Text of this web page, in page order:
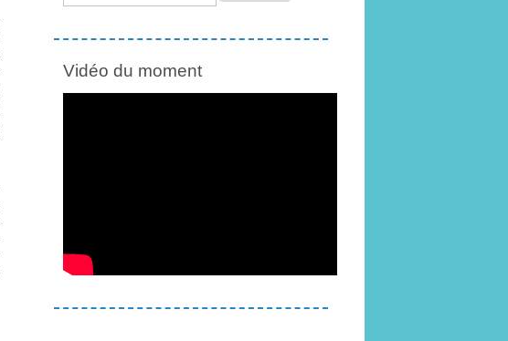
Vidéo du moment